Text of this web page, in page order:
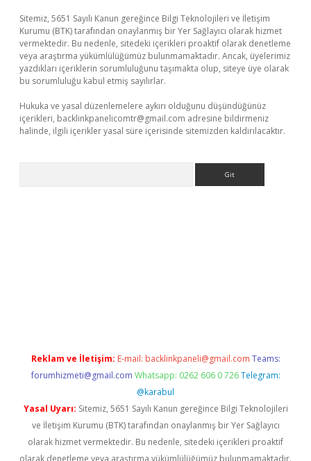
Sitemiz, 5651 Sayılı Kanun gereğince Bilgi Teknolojileri ve İletişim
Kurumu (BTK) tarafından onaylanmış bir Yer Sağlayıcı olarak hizmet
vermektedir. Bu nedenle, sitedeki içerikleri proaktif olarak denetleme
veya araştırma yükümlülüğümüz bulunmamaktadır. Ancak, üyelerimiz
yazdıkları içeriklerin sorumluluğunu taşımakta olup, siteye üye olarak
bu sorumluluğu kabul etmiş sayılırlar.
Hukuka ve yasal düzenlemelere aykırı olduğunu düşündüğünüz
içerikleri, backlinkpanelicomtr@gmail.com adresine bildirmeniz
halinde, ilgili içerikler yasal süre içerisinde sitemizden kaldırılacaktır.
Reklam ve İletişim: E-mail: backlinkpaneli@gmail.com Teams:
forumhizmeti@gmail.com Whatsapp: 0262 606 0 726 Telegram:
@karabul
Yasal Uyarı: Sitemiz, 5651 Sayılı Kanun gereğince Bilgi Teknolojileri
ve İletişim Kurumu (BTK) tarafından onaylanmış bir Yer Sağlayıcı
olarak hizmet vermektedir. Bu nedenle, sitedeki içerikleri proaktif
olarak denetleme veya araştırma yükümlülüğümüz bulunmamaktadır.